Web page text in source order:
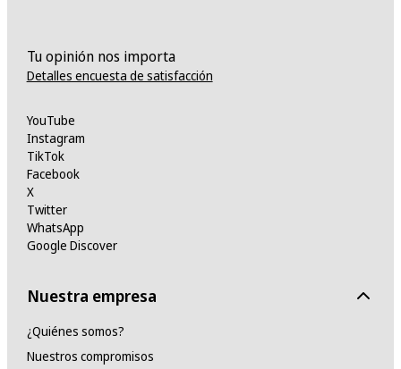
Tu opinión nos importa
Detalles encuesta de satisfacción
YouTube
Instagram
TikTok
Facebook
X
Twitter
WhatsApp
Google Discover
Nuestra empresa
¿Quiénes somos?
Nuestros compromisos